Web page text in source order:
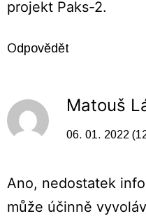
projekt Paks-2.
Odpovědět
Matouš
06. 01. 2022
Ano, nedostatek
může účinně